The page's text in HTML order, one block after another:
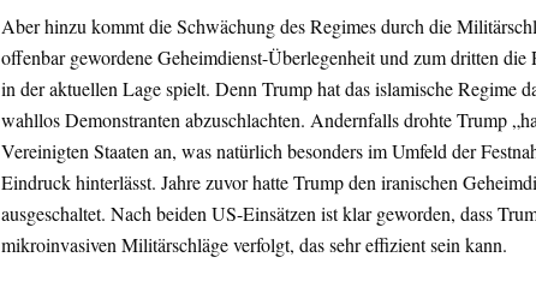
Aber hinzu kommt die Schwächung des Regimes durch die
offenbar gewordene Geheimdienst-Überlegenheit und zum dritten
in der aktuellen Lage spielt. Denn Trump hat das islamische Regime
wahllos Demonstranten abzuschlachten. Andernfalls drohte Trump
Vereinigten Staaten an, was natürlich besonders im Umfeld der
Eindruck hinterlässt. Jahre zuvor hatte Trump den iranischen
ausgeschaltet. Nach beiden US-Einsätzen ist klar geworden, dass
mikroinvasiven Militärschläge verfolgt, das sehr effizient sein kann.